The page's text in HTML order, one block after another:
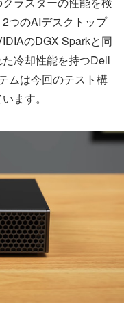
つのAIデスクトップ
のDGX Sparkと同
冷却性能を持つDell
ムは今回のテスト構
ます。